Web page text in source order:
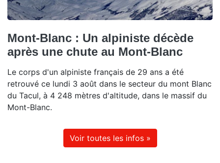
Mont-Blanc : Un alpiniste décède
après une chute au Mont-Blanc
Le corps d'un alpiniste français de 29 ans a été
retrouvé ce lundi 3 août dans le secteur du mont Blanc
du Tacul, à 4 248 mètres d'altitude, dans le massif du
Mont-Blanc.
Voir toutes les infos »